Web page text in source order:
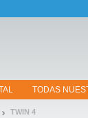
TODAS
TWIN 4